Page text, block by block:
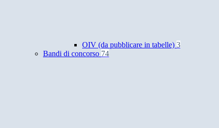
OIV (da pubblicare in tabelle) 3
Bandi di concorso 74